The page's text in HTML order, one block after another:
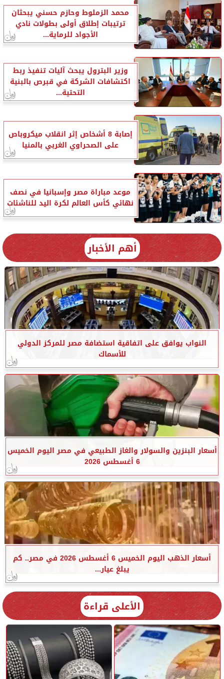
محمد الزملوط وحازم حسني يبحثان
ترتيبات إطلاق أولى بطولات نادي
الأجواد للرماية...
وزير البترول يبحث آليات تنفيذ ربط
اكتشافات الشركة في قبرص بالبنية
التحتية...
إصابة 8 أشخاص إثر انقلاب ميكروباص
على الصحراوي الغربي بالمنيا
موعد مباراة مصر وإسبانيا في نصف
نهائي كأس العالم لكرة اليد للناشئات
أهم الأخبار
النواب يوافق على اتفاقية استضافة مصر للمركز الدولي
للأسماك
أسعار البنزين والسولار والغاز الطبيعي في مصر اليوم الخميس
6 أغسطس 2026
أسعار الذهب اليوم الخميس 6 أغسطس 2026 في مصر.. كم
يبلغ عيار...
الأعلى قراءة